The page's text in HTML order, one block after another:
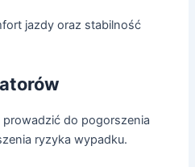
jazdy oraz stabilność
do pogorszenia
ryzyka wypadku.